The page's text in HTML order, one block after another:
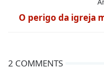
O perigo da igreja
2 COMMENTS